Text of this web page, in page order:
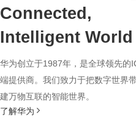
Connected,
Intelligent World
华为创立于1987年，是全球领先的
端提供商。我们致力于把数字世界
建万物互联的智能世界。
了解华为